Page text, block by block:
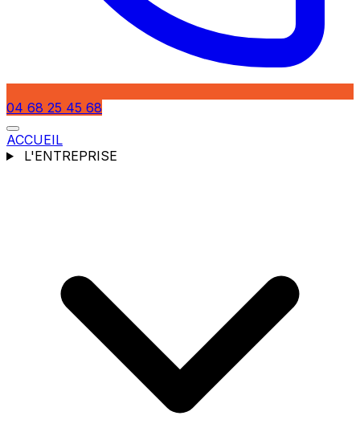
04 68 25 45 68
ACCUEIL
L'ENTREPRISE